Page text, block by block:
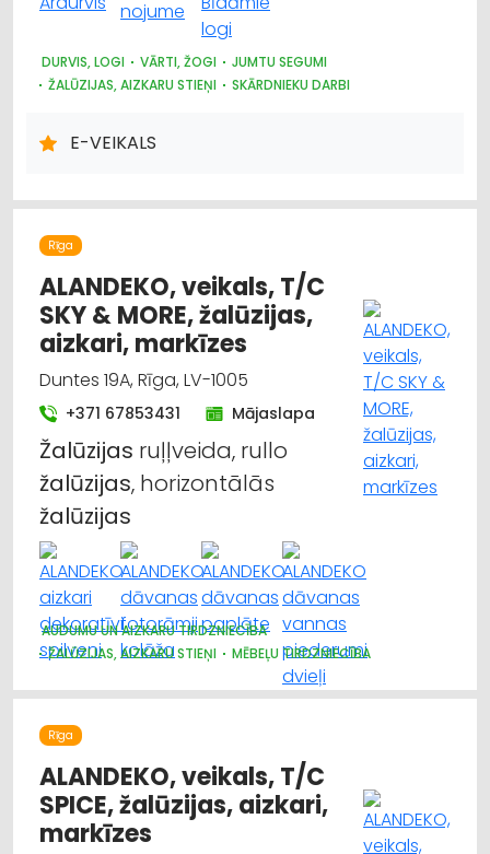
DURVIS, LOGI VĀRTI, ŽOGI
JUMTU SEGUMI
ŽALŪZIJAS, AIZKARU STIEŅI
SKĀRDNIEKU DARBI
DŪMVADI, TO IZGATAVOŠANA, UZSTĀDĪŠANA
METĀLIZSTRĀDĀJUMI
AUTO RIEPU, AUTO DISKU TIRDZNIECĪBA
E-VEIKALS
Rīga
ALANDEKO, veikals, T/C
SKY & MORE, žalūzijas,
aizkari, markīzes
Duntes 19A, Rīga, LV-1005
+371 67853431 Mājaslapa
Žalūzijas ruļļveida, rullo
žalūzijas, horizontālās
žalūzijas
AUDUMU UN AIZKARU TIRDZNIECĪBA
ŽALŪZIJAS, AIZKARU STIEŅI
MĒBEĻU TIRDZNIECĪBA
DIZAINS UN INTERJERS; PRIEKŠMETI UN PAKALPOJUMI
MARKĪZES
TRAUKI
APGAISMES TEHNIKAS TIRDZNIECĪBA
SUVENĪRI, DĀVANAS
Rīga
ALANDEKO, veikals, T/C
SPICE, žalūzijas, aizkari,
markīzes